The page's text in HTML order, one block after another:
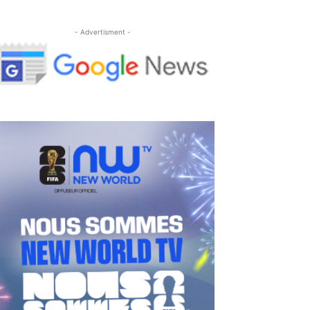
- Advertisment -